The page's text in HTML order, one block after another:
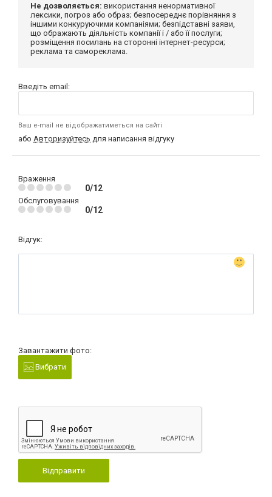
Не дозволяється: використання ненормативної
лексики, погроз або образ; безпосереднє порівняння з
іншими конкуруючими компаніями; безпідставні заяви,
що ображають діяльність компанії і / або її послуги;
розміщення посилань на сторонні інтернет-ресурси;
реклама та самореклама.
Введіть email:
Ваш e-mail не відображатиметься на сайті
або Авторизуйтесь для написання відгуку
Враження
0/12
Обслуговування
0/12
Відгук:
Завантажити фото:
Вибрати
Відправити